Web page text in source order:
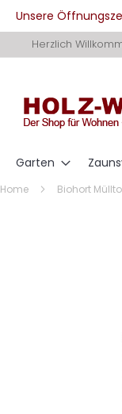
Unsere
zum
Herzlich
Garten
Home Biohort